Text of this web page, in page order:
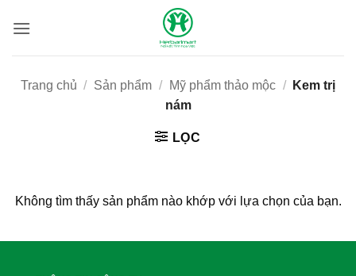
qua
Trang chủ / Sản phẩm / Mỹ phẩm thảo mộc /
Kem trị
nám
LỌC
Không tìm thấy sản phẩm nào khớp với lựa chọn của bạn.